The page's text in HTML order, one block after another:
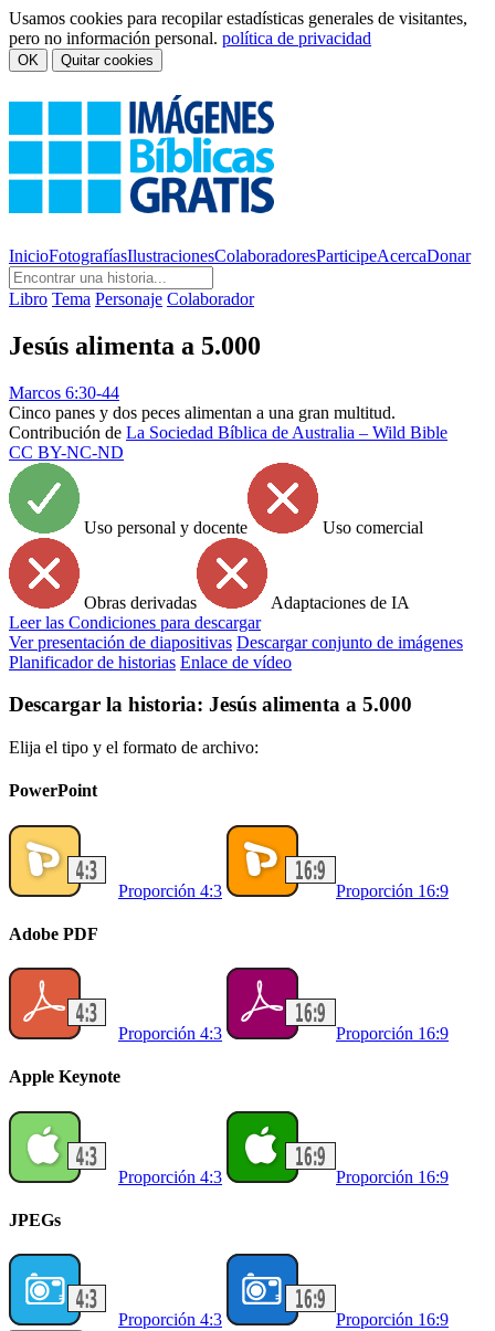
Usamos cookies para recopilar estadísticas generales de visitantes,
pero no información personal. política de privacidad
OK Quitar cookies
InicioFotografíasIlustracionesColaboradoresParticipeAcercaDonar
Libro Tema Personaje Colaborador
Jesús alimenta a 5.000
Marcos 6:30-44
Cinco panes y dos peces alimentan a una gran multitud.
Contribución de La Sociedad Bíblica de Australia – Wild Bible
CC BY-NC-ND
Uso personal y docente Uso comercial
Obras derivadas
Adaptaciones de IA
Leerlas Condiciones para descargar
Ver presentación de diapositivas Descargar conjunto de imágenes
Planificador de historias Enlace de vídeo
Descargar la historia: Jesús alimenta a 5.000
Elija el tipo y el formato de archivo:
PowerPoint
Proporción 4:3 Proporción 16:9
Adobe PDF
Proporción 4:3 Proporción 16:9
Apple Keynote
Proporción 4:3 Proporción 16:9
JPEGs
Proporción 4:3 Proporción 16:9